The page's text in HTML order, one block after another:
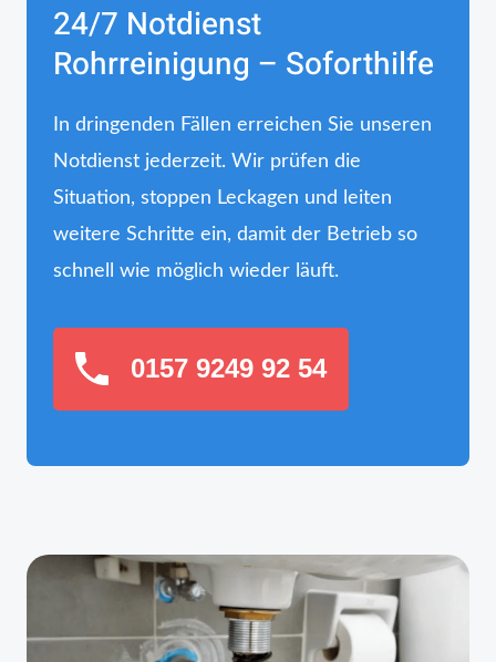
24/7 Notdienst
Rohrreinigung – Soforthilfe
In dringenden Fällen erreichen Sie unseren
Notdienst jederzeit. Wir prüfen die
Situation, stoppen Leckagen und leiten
weitere Schritte ein, damit der Betrieb so
schnell wie möglich wieder läuft.
0157 9249 92 54